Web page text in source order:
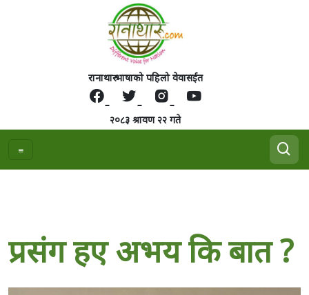
रानाथारु भाषाको पहिलो वेवासईत
२०८३ श्रावण २२ गते
प्रसंग हए अभय कि बात ?